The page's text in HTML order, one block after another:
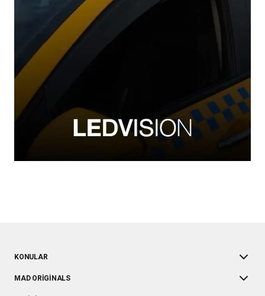
KONULAR
MAD ORIGINALS